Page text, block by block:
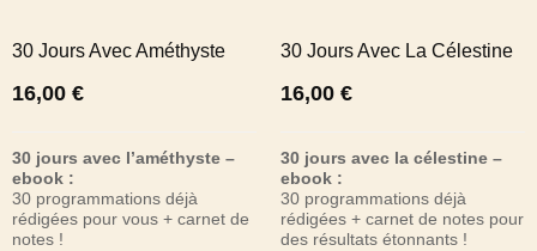
30 Jours Avec Améthyste
16,00 €
30 jours avec l’améthyste –
ebook :
30 programmations déjà
rédigées pour vous + carnet de
notes !
30 Jours Avec La Célestine
16,00 €
30 jours avec la célestine –
ebook :
30 programmations déjà
rédigées + carnet de notes pour
des résultats étonnants !